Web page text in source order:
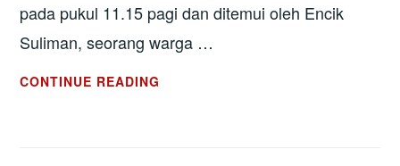
pada pukul 11.15 pagi dan ditemui oleh Encik
Suliman, seorang warga …
CONTINUE READING